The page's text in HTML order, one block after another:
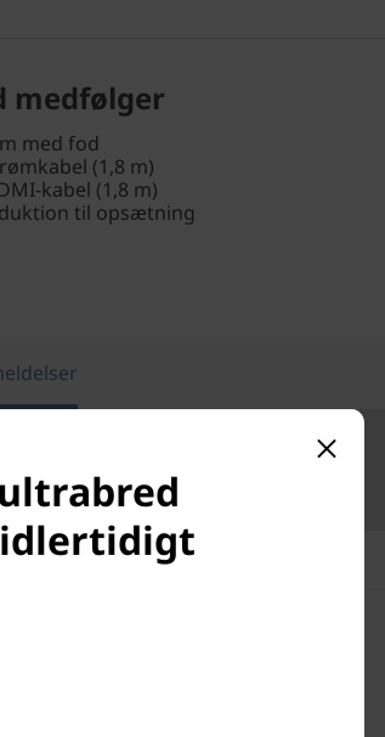
medfølger
med fod
(1,8 m)
kabel (1,8 m)
til opsætning
ordreværdi 50.000 kr.